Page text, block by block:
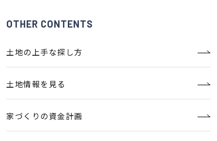
OTHER CONTENTS
土地の上手な探し方
土地情報を見る
家づくりの資金計画